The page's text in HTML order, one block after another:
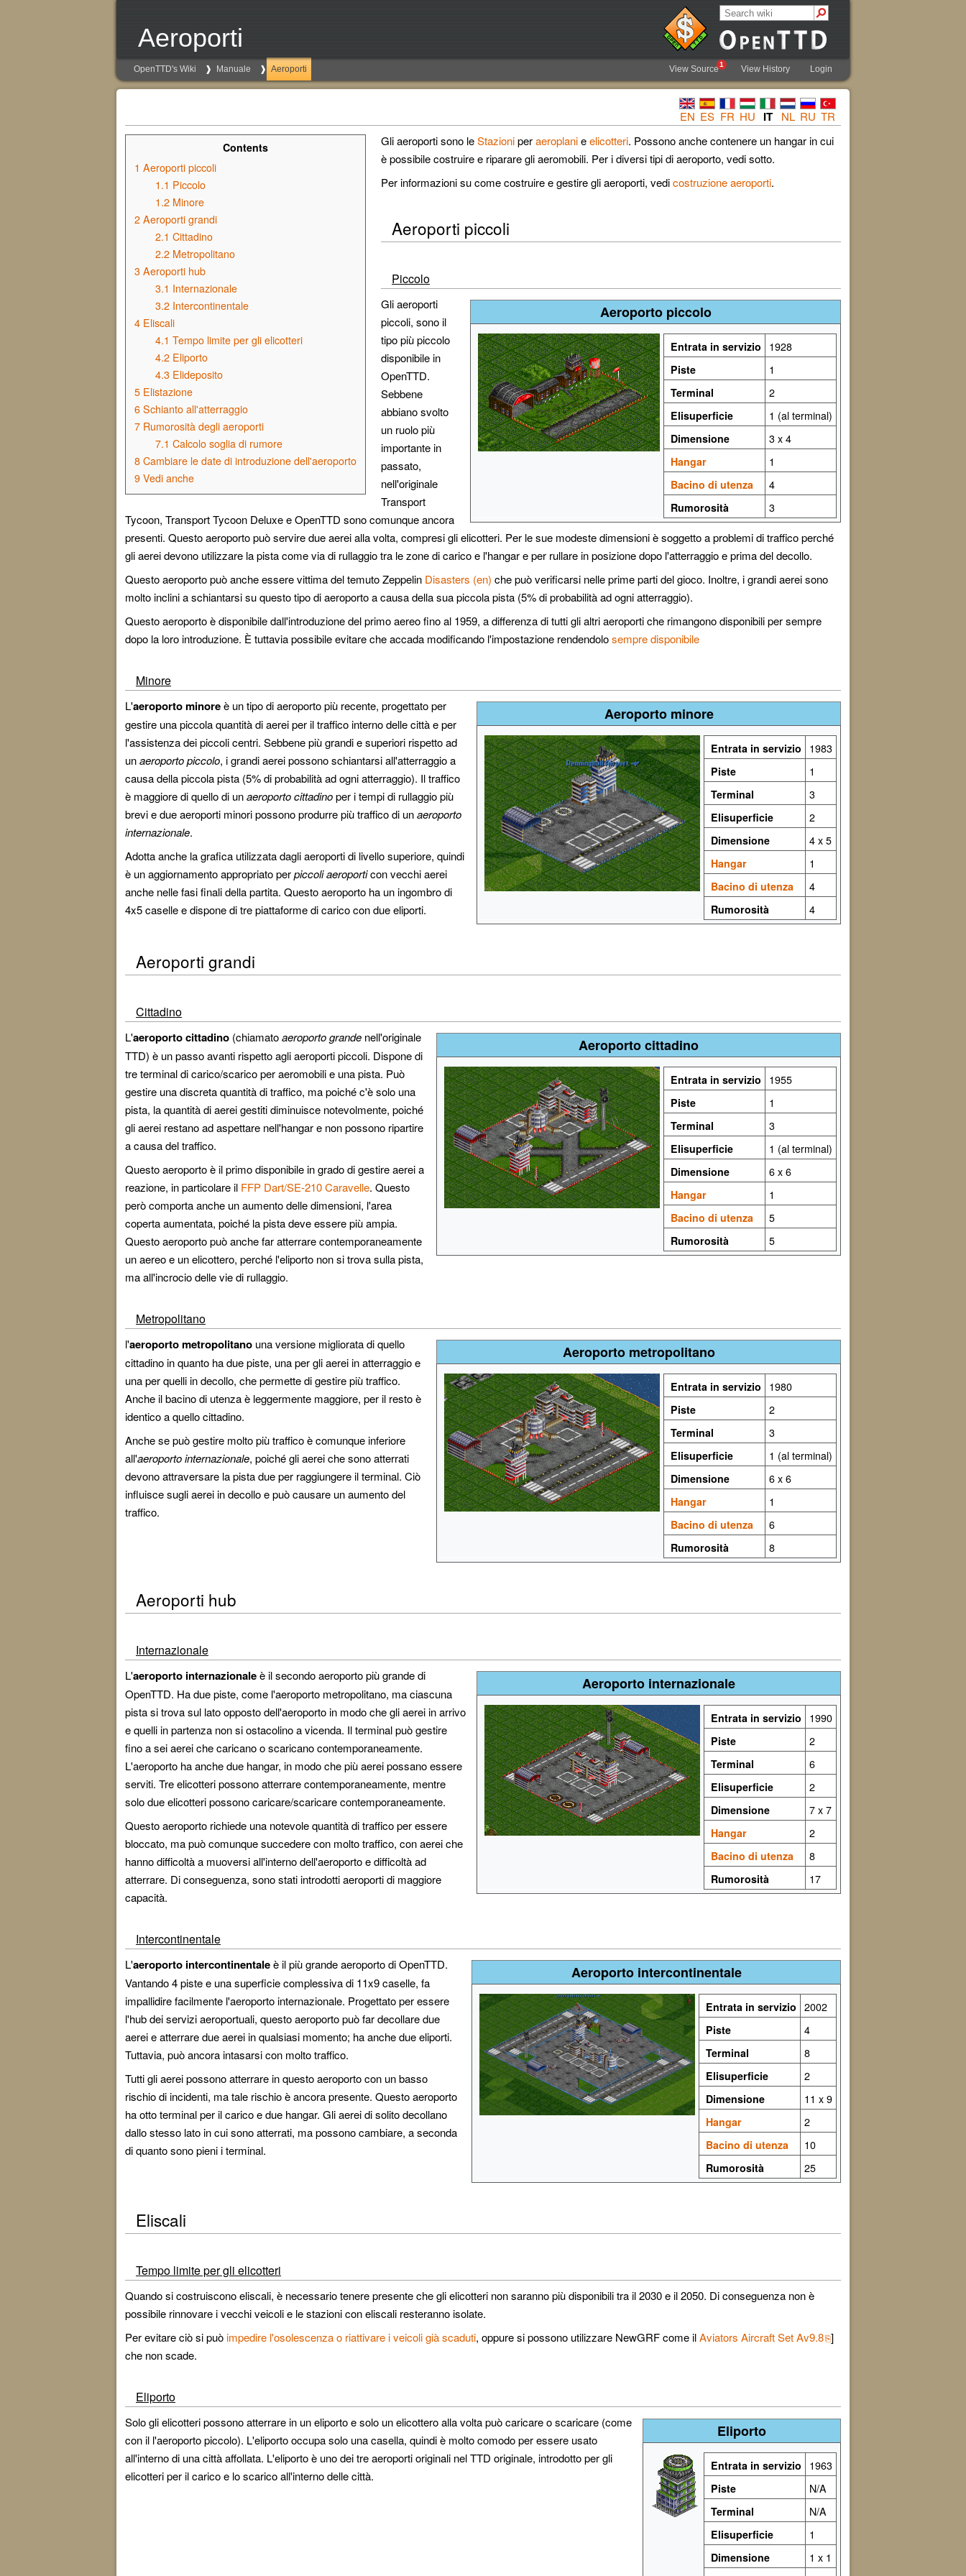
Aeroporti
OpenTTD's Wiki Manuale Aeroporti View Source1 View History Login
EN ES FR HU IT NL RU TR
Contents
1 Aeroporti piccoli
1.1 Piccolo
1.2 Minore
2 Aeroporti grandi
2.1 Cittadino
2.2 Metropolitano
3 Aeroporti hub
3.1 Internazionale
3.2 Intercontinentale
4 Eliscali
4.1 Tempo limite per gli elicotteri
4.2 Eliporto
4.3 Elideposito
5 Elistazione
6 Schianto all'atterraggio
7 Rumorosità degli aeroporti
7.1 Calcolo soglia di rumore
8 Cambiare le date di introduzione dell'aeroporto
9 Vedi anche
Gli aeroporti sono leStazioniperaeroplanieelicotteri. Possono anche contenere un hangar in cui
è possibile costruire e riparare gli aeromobili. Per i diversi tipi di aeroporto, vedi sotto.
Per informazioni su come costruire e gestire gli aeroporti, vedicostruzione aeroporti.
Aeroporti piccoli
Piccolo
Aeroporto piccolo
Entrata in servizio
1928
Piste
1
Terminal
2
Elisuperficie
1 (al terminal)
Dimensione
3 x 4
Hangar
1
Bacino di utenza
4
Rumorosità
3
Gli aeroporti
piccoli, sono il
tipo più piccolo
disponibile in
OpenTTD.
Sebbene
abbiano svolto
un ruolo più
importante in
passato,
nell'originale
Transport
Tycoon, Transport Tycoon Deluxe e OpenTTD sono comunque ancora
presenti. Questo aeroporto può servire due aerei alla volta, compresi gli elicotteri. Per le sue modeste dimensioni è soggetto a problemi di traffico perché
gli aerei devono utilizzare la pista come via di rullaggio tra le zone di carico e l'hangar e per rullare in posizione dopo l'atterraggio e prima del decollo.
Questo aeroporto può anche essere vittima del temuto Zeppelin Disasters (en) che può verificarsi nelle prime parti del gioco. Inoltre, i grandi aerei sono
molto inclini a schiantarsi su questo tipo di aeroporto a causa della sua piccola pista (5% di probabilità ad ogni atterraggio).
Questo aeroporto è disponibile dall'introduzione del primo aereo fino al 1959, a differenza di tutti gli altri aeroporti che rimangono disponibili per sempre
dopo la loro introduzione. È tuttavia possibile evitare che accada modificando l'impostazione rendendolosempre disponibile
Minore
Aeroporto minore
Entrata in servizio
1983
Piste
1
Terminal
3
Elisuperficie
2
Dimensione
4 x 5
Hangar
1
Bacino di utenza
4
Rumorosità
4
L'aeroporto minoreè un tipo di aeroporto più recente, progettato per
gestire una piccola quantità di aerei per il traffico interno delle città e per
l'assistenza dei piccoli centri. Sebbene più grandi e superiori rispetto ad
unaeroporto piccolo, i grandi aerei possono schiantarsi all'atterraggio a
causa della piccola pista (5% di probabilità ad ogni atterraggio). Il traffico
è maggiore di quello di unaeroporto cittadinoper i tempi di rullaggio più
brevi e due aeroporti minori possono produrre più traffico di unaeroporto
internazionale.
Adotta anche la grafica utilizzata dagli aeroporti di livello superiore, quindi
è un aggiornamento appropriato perpiccoli aeroporticon vecchi aerei
anche nelle fasi finali della partita. Questo aeroporto ha un ingombro di
4x5 caselle e dispone di tre piattaforme di carico con due eliporti.
Aeroporti grandi
Cittadino
Aeroporto cittadino
Entrata in servizio
1955
Piste
1
Terminal
3
Elisuperficie
1 (al terminal)
Dimensione
6 x 6
Hangar
1
Bacino di utenza
5
Rumorosità
5
L'aeroporto cittadino (chiamatoaeroporto grande nell'originale
TTD) è un passo avanti rispetto agli aeroporti piccoli. Dispone di
tre terminal di carico/scarico per aeromobili e una pista. Può
gestire una discreta quantità di traffico, ma poiché c'è solo una
pista, la quantità di aerei gestiti diminuisce notevolmente, poiché
gli aerei restano ad aspettare nell'hangar e non possono ripartire
a causa del traffico.
Questo aeroporto è il primo disponibile in grado di gestire aerei a
reazione, in particolare il FFP Dart/SE-210 Caravelle. Questo
però comporta anche un aumento delle dimensioni, l'area
coperta aumentata, poiché la pista deve essere più ampia.
Questo aeroporto può anche far atterrare contemporaneamente
un aereo e un elicottero, perché l'eliporto non si trova sulla pista,
ma all'incrocio delle vie di rullaggio.
Metropolitano
Aeroporto metropolitano
Entrata in servizio
1980
Piste
2
Terminal
3
Elisuperficie
1 (al terminal)
Dimensione
6 x 6
Hangar
1
Bacino di utenza
6
Rumorosità
8
l'aeroporto metropolitano una versione migliorata di quello
cittadino in quanto ha due piste, una per gli aerei in atterraggio e
una per quelli in decollo, che permette di gestire più traffico.
Anche il bacino di utenza è leggermente maggiore, per il resto è
identico a quello cittadino.
Anche se può gestire molto più traffico è comunque inferiore
all'aeroporto internazionale, poiché gli aerei che sono atterrati
devono attraversare la pista due per raggiungere il terminal. Ciò
influisce sugli aerei in decollo e può causare un aumento del
traffico.
Aeroporti hub
Internazionale
Aeroporto internazionale
Entrata in servizio
1990
Piste
2
Terminal
6
Elisuperficie
2
Dimensione
7 x 7
Hangar
2
Bacino di utenza
8
Rumorosità
17
L'aeroporto internazionaleè il secondo aeroporto più grande di
OpenTTD. Ha due piste, come l'aeroporto metropolitano, ma ciascuna
pista si trova sul lato opposto dell'aeroporto in modo che gli aerei in arrivo
e quelli in partenza non si ostacolino a vicenda. Il terminal può gestire
fino a sei aerei che caricano o scaricano contemporaneamente.
L'aeroporto ha anche due hangar, in modo che più aerei possano essere
serviti. Tre elicotteri possono atterrare contemporaneamente, mentre
solo due elicotteri possono caricare/scaricare contemporaneamente.
Questo aeroporto richiede una notevole quantità di traffico per essere
bloccato, ma può comunque succedere con molto traffico, con aerei che
hanno difficoltà a muoversi all'interno dell'aeroporto e difficoltà ad
atterrare. Di conseguenza, sono stati introdotti aeroporti di maggiore
capacità.
Intercontinentale
Aeroporto intercontinentale
Entrata in servizio 2002
Piste
4
Terminal
8
Elisuperficie
2
Dimensione
11 x 9
Hangar
2
Bacino di utenza
10
Rumorosità
25
L'aeroporto intercontinentaleè il più grande aeroporto di OpenTTD.
Vantando 4 piste e una superficie complessiva di 11x9 caselle, fa
impallidire facilmente l'aeroporto internazionale. Progettato per essere
l'hub dei servizi aeroportuali, questo aeroporto può far decollare due
aerei e atterrare due aerei in qualsiasi momento; ha anche due eliporti.
Tuttavia, può ancora intasarsi con molto traffico.
Tutti gli aerei possono atterrare in questo aeroporto con un basso
rischio di incidenti, ma tale rischio è ancora presente. Questo aeroporto
ha otto terminal per il carico e due hangar. Gli aerei di solito decollano
dallo stesso lato in cui sono atterrati, ma possono cambiare, a seconda
di quanto sono pieni i terminal.
Eliscali
Tempo limite per gli elicotteri
Quando si costruiscono eliscali, è necessario tenere presente che gli elicotteri non saranno più disponibili tra il 2030 e il 2050. Di conseguenza non è
possibile rinnovare i vecchi veicoli e le stazioni con eliscali resteranno isolate.
Per evitare ciò si puòimpedire l'osolescenza o riattivare i veicoli già scaduti, oppure si possono utilizzare NewGRF come ilAviators Aircraft Set Av9.8 ]
che non scade.
Eliporto
Eliporto
Entrata in servizio
1963
Piste
N/A
Terminal
N/A
Elisuperficie
1
Dimensione
1 x 1
Solo gli elicotteri possono atterrare in un eliporto e solo un elicottero alla volta può caricare o scaricare (come
con il l'aeroporto piccolo). L'eliporto occupa solo una casella, quindi è molto comodo per essere usato
all'interno di una città affollata. L'eliporto è uno dei tre aeroporti originali nel TTD originale, introdotto per gli
elicotteri per il carico e lo scarico all'interno delle città.